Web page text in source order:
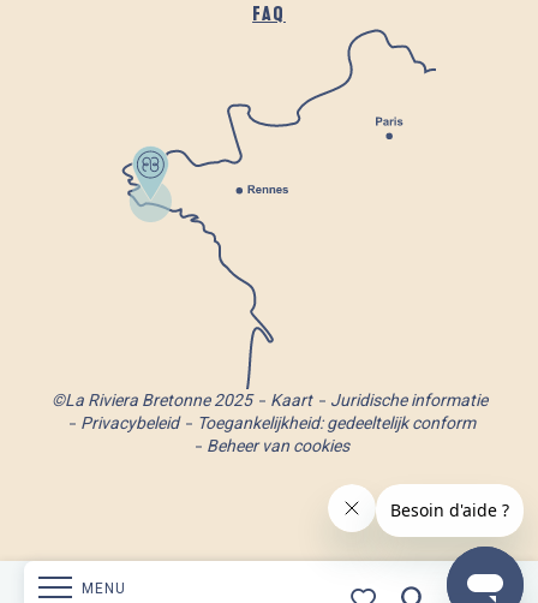
MENU
FAQ
©La Riviera Bretonne 2025 Kaart
Juridische informatie
Privacybeleid
Toegankelijkheid: gedeeltelijk conform
Beheer van cookies